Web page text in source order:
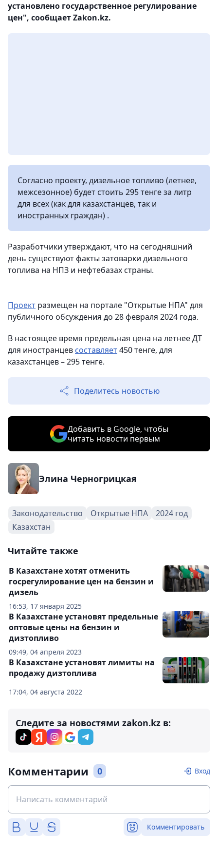
установлено государственное регулирование
цен", сообщает Zakon.kz.
Согласно проекту, дизельное топливо (летнее,
межсезонное) будет стоить 295 тенге за литр
для всех (как для казахстанцев, так и
иностранных граждан) .
Разработчики утверждают, что на сегодняшний
день существуют факты затоварки дизельного
топлива на НПЗ и нефтебазах страны.
Проект размещен на портале "Открытые НПА" для
публичного обсуждения до 28 февраля 2024 года.
В настоящее время предельная цена на летнее ДТ
для иностранцев составляет450 тенге, для
казахстанцев – 295 тенге.
Поделитесь новостью
Добавить в Google, чтобы
читать новости первым
Элина Черногрицкая
Законодательство Открытые НПА
2024 год
Казахстан
Читайте также
16:53, 17 января 2025
В Казахстане хотят отменить
госрегулирование цен на бензин и
дизель
09:49, 04 апреля 2023
В Казахстане установят предельные
оптовые цены на бензин и
дизтопливо
17:04, 04 августа 2022
В Казахстане установят лимиты на
продажу дизтоплива
Следите за новостями zakon.kz в:
Комментарии 0 Вход
Комментировать